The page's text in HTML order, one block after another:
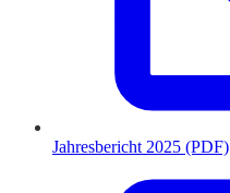
Jahresbericht 2025 (PDF)